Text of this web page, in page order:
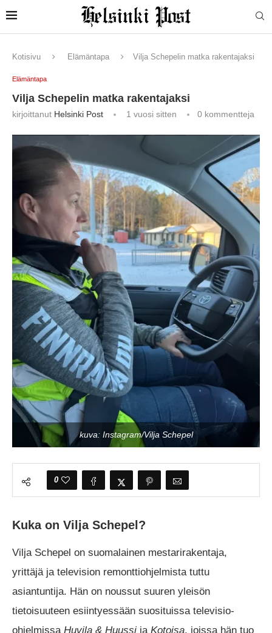
Kotisivu Elämäntapa Vilja Schepelin matka rakentajaksi
Elämäntapa
Vilja Schepelin matka rakentajaksi
kirjoittanut Helsinki Post 1 vuosi sitten 0 kommentteja
kuva: Instagram/Vilja Schepel
0
Kuka on Vilja Schepel?
Vilja Schepel on suomalainen mestarirakentaja,
yrittäjä ja television remonttiohjelmista tuttu
asiantuntija. Hän on noussut suuren yleisön
tietoisuuteen esiintyessään suosituissa televisio-
ohjelmissa Huvila & Huussi ja Kotoisa, joissa hän tuo